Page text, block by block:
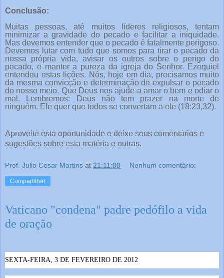
Conclusão:
Muitas pessoas, até muitos líderes religiosos, tentam
minimizar a gravidade do pecado e facilitar a iniquidade.
Mas devemos entender que o pecado é fatalmente perigoso.
Devemos lutar com tudo que somos para tirar o pecado da
nossa própria vida, avisar os outros sobre o perigo do
pecado, e manter a pureza da igreja do Senhor. Ezequiel
entendeu estas lições. Nós, hoje em dia, precisamos muito
da mesma convicção e determinação de expulsar o pecado
do nosso meio. Que Deus nos ajude a amar o bem e odiar o
mal. Lembremos: Deus não tem prazer na morte de
ninguém. Ele quer que todos se convertam a ele (18:23,32).
Aproveite esta oportunidade e deixe seus comentários e
sugestões sobre esta matéria e outras.
Prof. Julio Cesar Martins at 21:11:00 Nenhum comentário:
Compartilhar
Vaticano "condena" padre pedófilo a vida
de oração
SEXTA-FEIRA, 3 DE FEVEREIRO DE 2012